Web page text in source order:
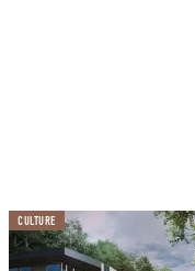
ホテルオークラ、ニュ
を
地上3階（中央棟5階）
イト館）。西洋文化を
ライトは西洋の視点から
石”とも称された造形美
て知られています。
CULTURE